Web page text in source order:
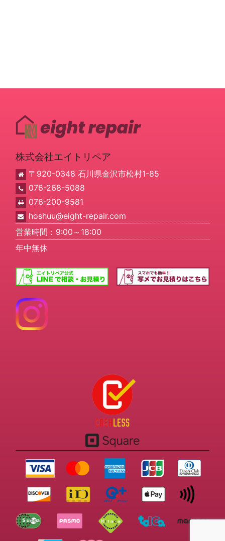
株式会社エイトリペア
〒920-0348 石川県金沢市松村1-85
076-268-5088
076-200-9581
hoshuu@eight-repair.com
営業時間：9:00～18:00
年中無休